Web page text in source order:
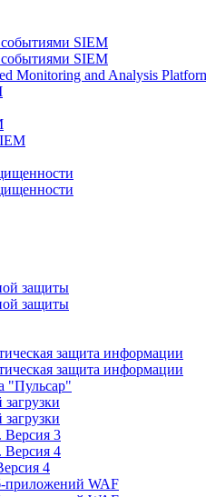
SIEM
SIEM
Monitoring and Analysis
защиты
защиты
защита информации
защита информации
"Пульсар"
3
4
4
приложений WAF